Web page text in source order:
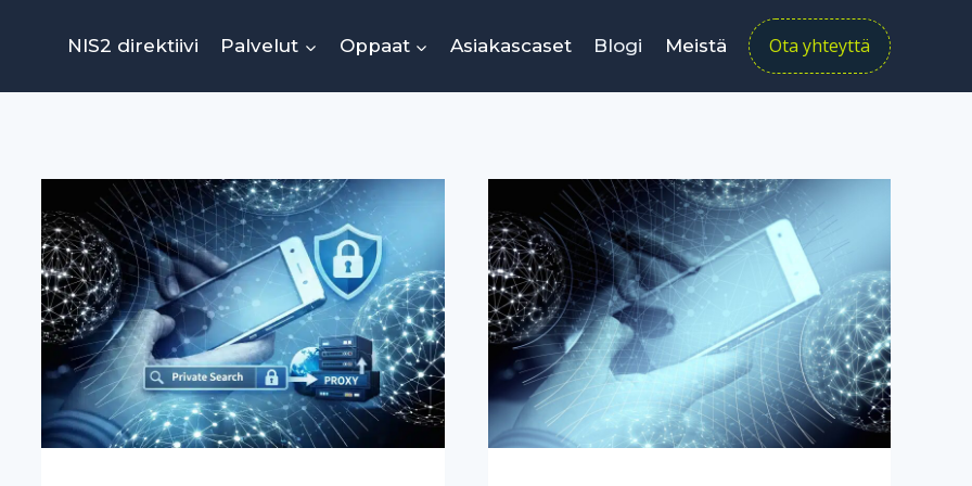
NIS2 direktiivi Palvelut Oppaat Asiakascaset Blogi Meistä Ota yhteyttä